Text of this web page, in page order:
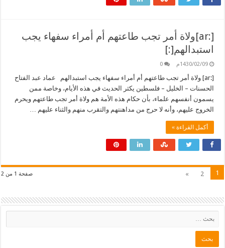
[:ar]ولاة أمر تجب طاعتهم أم أمراء سفهاء يجب
استبدالهم[:]
1430/02/09م 0
[:ar] ولاة أمر تجب طاعتهم أم أمراء سفهاء يجب استبدالهم عماد عبد الفتاح
الحسنات – الخليل – فلسطين يكثر الحديث في هذه الأيام، وخاصة ممن
يسمون أنفسهم علماء، بأن حكام هذه الأمة هم ولاة أمر تجب طاعتهم ويحرم
الخروج عليهم، وأنه لا حرج من مداهنتهم والتقرب منهم والثناء عليهم …
أكمل القراءة »
صفحة 1 من 2 1
2
»